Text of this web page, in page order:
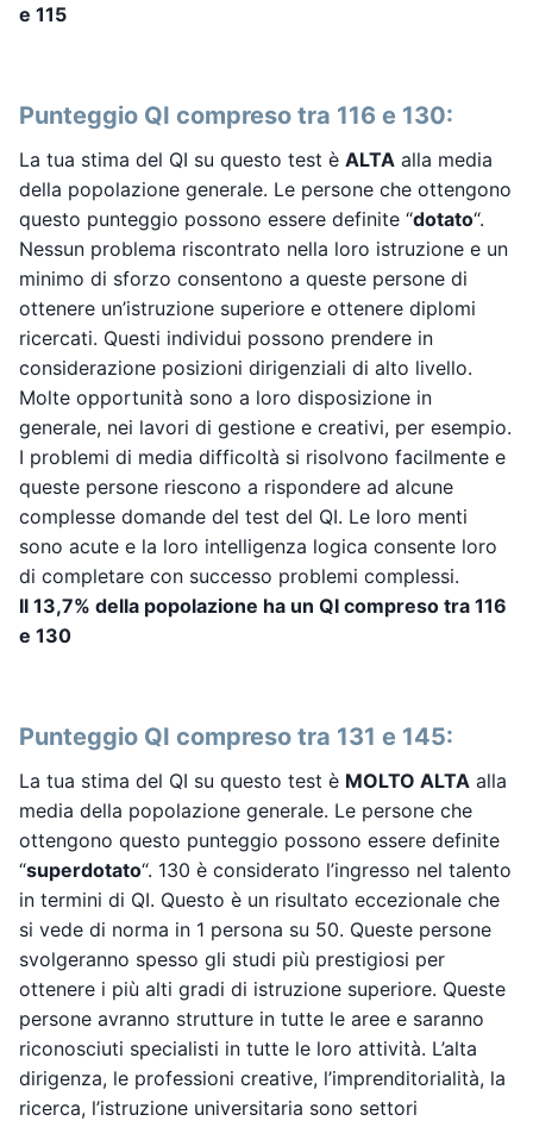
e 115
Punteggio QI compreso tra 116 e 130:
La tua stima del QI su questo test è ALTA alla media
della popolazione generale. Le persone che ottengono
questo punteggio possono essere definite “dotato“.
Nessun problema riscontrato nella loro istruzione e un
minimo di sforzo consentono a queste persone di
ottenere un’istruzione superiore e ottenere diplomi
ricercati. Questi individui possono prendere in
considerazione posizioni dirigenziali di alto livello.
Molte opportunità sono a loro disposizione in
generale, nei lavori di gestione e creativi, per esempio.
I problemi di media difficoltà si risolvono facilmente e
queste persone riescono a rispondere ad alcune
complesse domande del test del QI. Le loro menti
sono acute e la loro intelligenza logica consente loro
di completare con successo problemi complessi.
Il 13,7% della popolazione ha un QI compreso tra 116
e 130
Punteggio QI compreso tra 131 e 145:
La tua stima del QI su questo test è MOLTO ALTA alla
media della popolazione generale. Le persone che
ottengono questo punteggio possono essere definite
“superdotato“. 130 è considerato l’ingresso nel talento
in termini di QI. Questo è un risultato eccezionale che
si vede di norma in 1 persona su 50. Queste persone
svolgeranno spesso gli studi più prestigiosi per
ottenere i più alti gradi di istruzione superiore. Queste
persone avranno strutture in tutte le aree e saranno
riconosciuti specialisti in tutte le loro attività. L’alta
dirigenza, le professioni creative, l’imprenditorialità, la
ricerca, l’istruzione universitaria sono settori